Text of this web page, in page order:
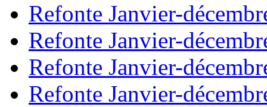
Refonte Janvier-
Refonte Janvier-
Refonte Janvier-
Refonte Janvier-